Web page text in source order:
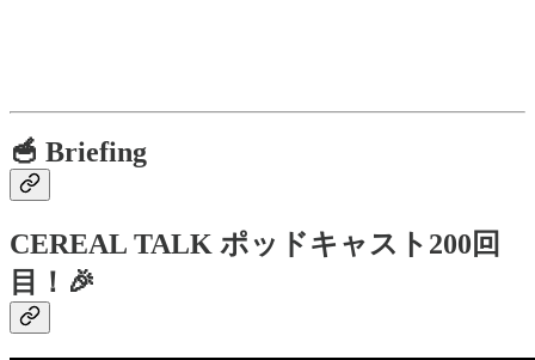
🥣 Briefing
CEREAL TALK ポッドキャスト200回
目！🎉